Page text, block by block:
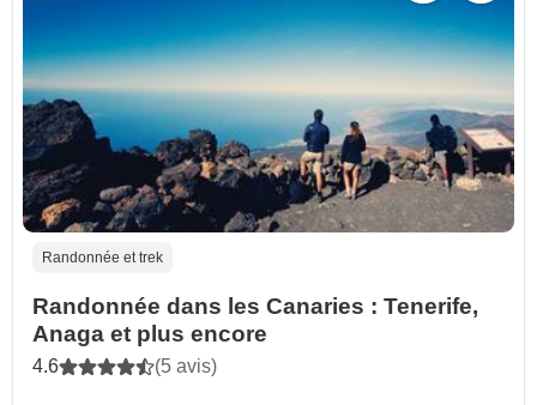
Randonnée et trek
Randonnée dans les Canaries : Tenerife,
Anaga et plus encore
4.6 (5 avis)